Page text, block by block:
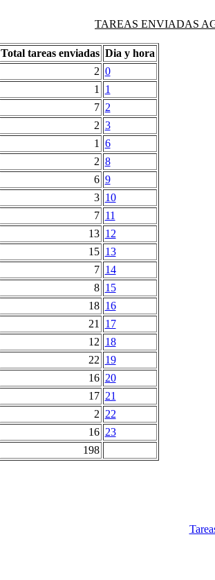
TAREAS ENVIADAS
Total tareas enviadas Dia y hora
2 0
1
1
7 2
2 3
1
6
2 8
6 9
3 10
7 11
13 12
15 13
7 14
8 15
18 16
21
17
12 18
22 19
16 20
17 21
2 22
16 23
198